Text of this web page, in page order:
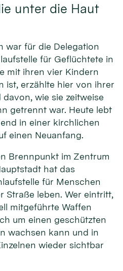
unter die Haut
war für die Delegation
für Geflüchtete in
mit ihren vier Kindern
ist, erzählte hier von ihrer
wie sie zeitweise
getrennt war. Heute lebt
in einer kirchlichen
einen Neuanfang.
Brennpunkt im Zentrum
hat das
für Menschen
Straße leben. Wer eintritt,
mitgeführte Waffen
um einen geschützten
wachsen kann und in
wieder sichtbar